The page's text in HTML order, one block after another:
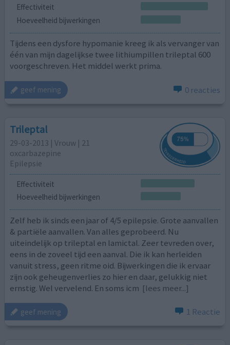
Effectiviteit
Hoeveelheid bijwerkingen
Tijdens een dysfore hypomanie kreeg ik als vervanger van
één van mijn dagelijkse twee lithiumpillen trileptal 600
voorgeschreven. Het middel werkt prima.
geef mening 0 reacties
Trileptal
29-03-2013 | Vrouw | 21
oxcarbazepine
Epilepsie
Effectiviteit
Hoeveelheid bijwerkingen
Zelf heb ik sinds een jaar of 4/5 epilepsie. Grote aanvallen
& partiële aanvallen. Van alles geprobeerd. Nu
uiteindelijk op trileptal en lamictal. Zeer tevreden over,
eens in de zoveel tijd een aanval. Die ik kan herleiden
vanuit stress, geen ritme oid. Bijwerkingen die ik ervaar
zijn ook geheugenverlies zo hier en daar, gelukkig niet
ernstig. Wel vervelend. En soms icm [lees meer...]
geef mening 1 Reactie